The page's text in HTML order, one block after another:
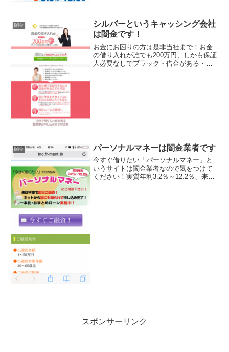
資・来店不要で実質金利3.5％〜18.なん
て書いていますが信...
闇金
シルバーというキャッシング会社
は闇金です！
お金にお困りの方は是非当社まで！お金
の借り入れが誰でも200万円、しかも保証
人必要なしでブラック・借金がある・無
闇金 パーソナルマネーは闇金業者です
今すぐ借りたい「パーソナルマネー」と
いうサイトは闇金業者なので気をつけて
ください！実質年利3.2％～12.2％、来店
スポンサーリンク